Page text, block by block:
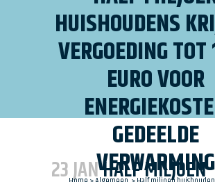
HUISHOUDENS
VERGOEDING
EURO VOOR
GEDEELDE
VERWARMING
23 JANHALF MILJOEN